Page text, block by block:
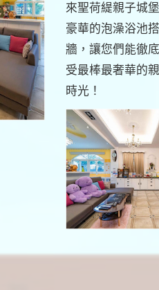
來聖荷緹親子城
豪華的泡澡浴池
牆，讓您們能徹
受最棒最奢華的
時光！